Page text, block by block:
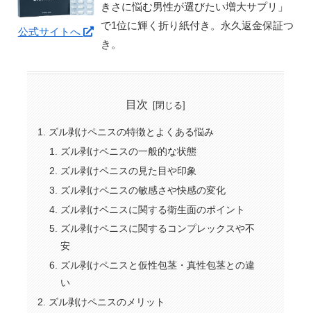
公式サイトへ
きさに悩む男性が選びたい増大サプリ」
で1位に輝く折り紙付き。永久返金保証つ
き。
目次
ズル剥けペニスの特徴とよくある悩み
ズル剥けペニスの一般的な状態
ズル剥けペニスの見た目や印象
ズル剥けペニスの敏感さや快感の変化
ズル剥けペニスに関する衛生面のポイント
ズル剥けペニスに関するコンプレックスや不
安
ズル剥けペニスと仮性包茎・真性包茎との違
い
ズル剥けペニスのメリット